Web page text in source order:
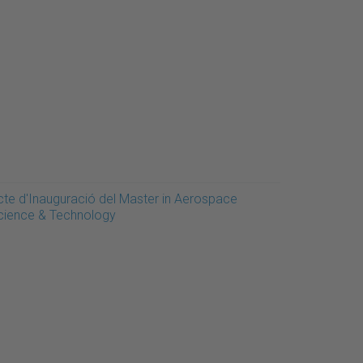
d'Inauguració del Master in Aerospace
& Technology